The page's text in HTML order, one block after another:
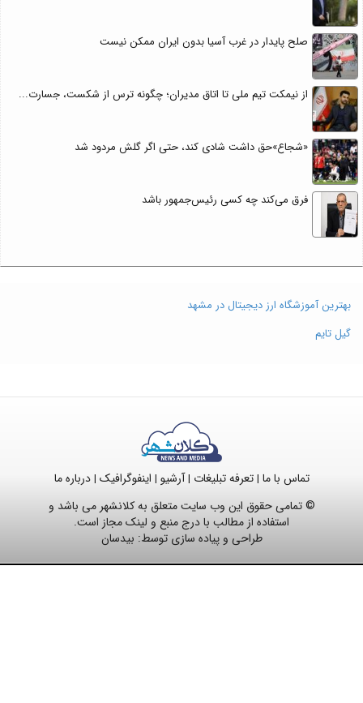
صلح پایدار در غرب آسیا بدون ایران ممکن نیست
از نیمکت تیم ملی تا اتاق مدیران؛ چگونه ترس از شکست، جسارت...
«شجاع»حق داشت شادی کند، حتی اگر گلش مردود شد
فرق می‌کند چه کسی رئیس‌جمهور باشد
بهترین آموزشگاه ارز دیجیتال در مشهد
گیل تایم
تماس با ما |تعرفه تبلیغات |آرشیو | اینفوگرافیک |درباره ما
© تمامی حقوق این وب سایت متعلق به کلانشهر می باشد و
استفاده از مطالب با درج منبع و لینک مجاز است.
طراحی و پیاده سازی توسط: بیدسان